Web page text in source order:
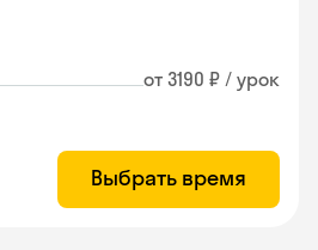
от 3190 ₽ / урок
Выбрать время